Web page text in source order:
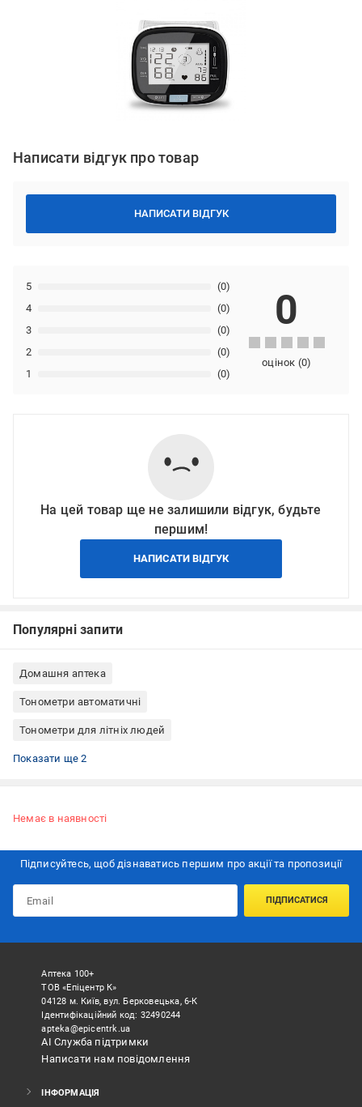
Написати відгук про товар
НАПИСАТИ ВІДГУК
1 (0)
2 (0)
3 (0)
4 (0)
5 (0)
0
оцінок (0)
На цей товар ще не залишили відгук, будьте
першим!
НАПИСАТИ ВІДГУК
Популярні запити
Домашня аптека
Тонометри автоматичні
Тонометри для літніх людей
Тонометри для дорослих
Тонометри на батарейках
Показати ще 2
Немає в наявності
Підписуйтесь, щоб дізнаватись першим про акції та пропозиції
ПІДПИСАТИСЯ
Аптека 100+
ТОВ «Епіцентр К»
04128 м. Київ, вул. Берковецька, 6-К
Ідентифікаційний код: 32490244
apteka@epicentrk.ua
АІ Служба підтримки
Написати нам повідомлення
ІНФОРМАЦІЯ